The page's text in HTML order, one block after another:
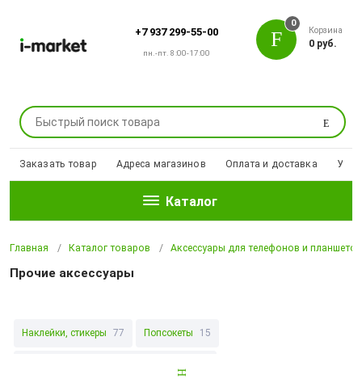
+7 937 299-55-00
пн.-пт. 8:00-17:00
Поиск
0
Корзина
0 руб.
Заказать товар Адреса магазинов Оплата и доставка
Каталог
Главная Каталог товаров Аксессуары для телефонов и планшетов
Прочие аксессуары
Наклейки, стикеры 77 Попсокеты 15